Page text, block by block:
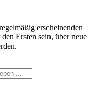
erscheinenden
Ersten sein, über neue